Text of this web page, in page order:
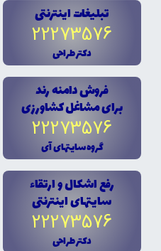
تبليغات اينترنتى
22273576
دکتر طراحى
فروش دامنه رند
براى مشاغل کشاورزى
22273576
گروه سايتهاى آى
رفع اشکال و ارتقاء
سايتهاى اينترنتى
22273576
دکتر طراحى